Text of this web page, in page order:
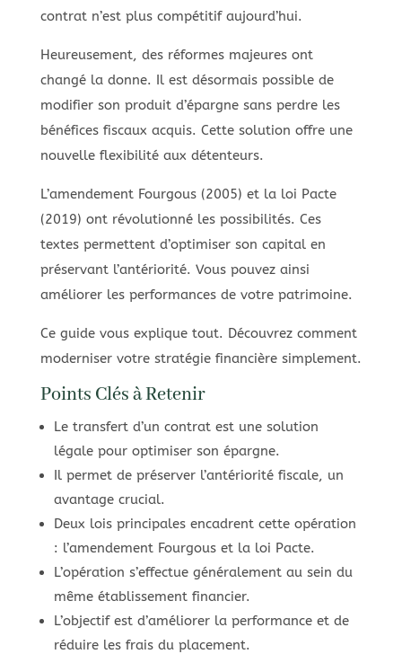
contrat n’est plus compétitif aujourd’hui.
Heureusement, des réformes majeures ont
changé la donne. Il est désormais possible de
modifier son produit d’épargne sans perdre les
bénéfices fiscaux acquis. Cette solution offre une
nouvelle flexibilité aux détenteurs.
L’amendement Fourgous (2005) et la loi Pacte
(2019) ont révolutionné les possibilités. Ces
textes permettent d’optimiser son capital en
préservant l’antériorité. Vous pouvez ainsi
améliorer les performances de votre patrimoine.
Ce guide vous explique tout. Découvrez comment
moderniser votre stratégie financière simplement.
Points Clés à Retenir
Le transfert d’un contrat est une solution
légale pour optimiser son épargne.
Il permet de préserver l’antériorité fiscale, un
avantage crucial.
Deux lois principales encadrent cette opération
: l’amendement Fourgous et la loi Pacte.
L’opération s’effectue généralement au sein du
même établissement financier.
L’objectif est d’améliorer la performance et de
réduire les frais du placement.